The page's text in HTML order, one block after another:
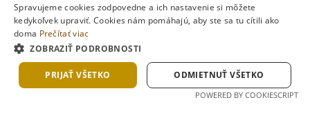
Kde nás nájdete
Copyright © 2025, MOVECO s.r.o., Všetky práva vyhradené
Spravujeme cookies zodpovedne a ich nastavenie si môžete
kedykoľvek upraviť. Cookies nám pomáhajú, aby ste sa tu cítili ako
doma Prečítať viac
ZOBRAZIŤ PODROBNOSTI
PRIJAŤ VŠETKO ODMIETNUŤ VŠETKO
POWERED BY COOKIESCRIPT